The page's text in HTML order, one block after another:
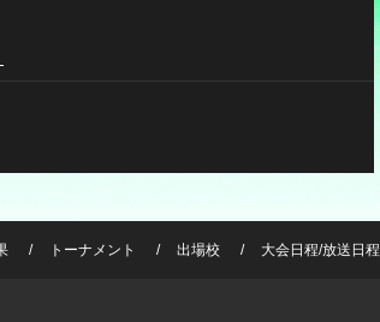
トーナメント 出場校 大会日程/放送日程